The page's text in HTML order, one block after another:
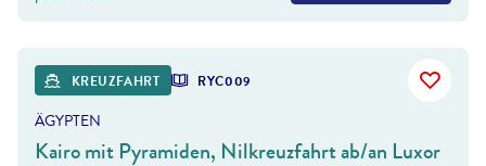
KREUZFAHRT RYC009
ÄGYPTEN
Kairo mit Pyramiden, Nilkreuzfahrt ab/an Luxor